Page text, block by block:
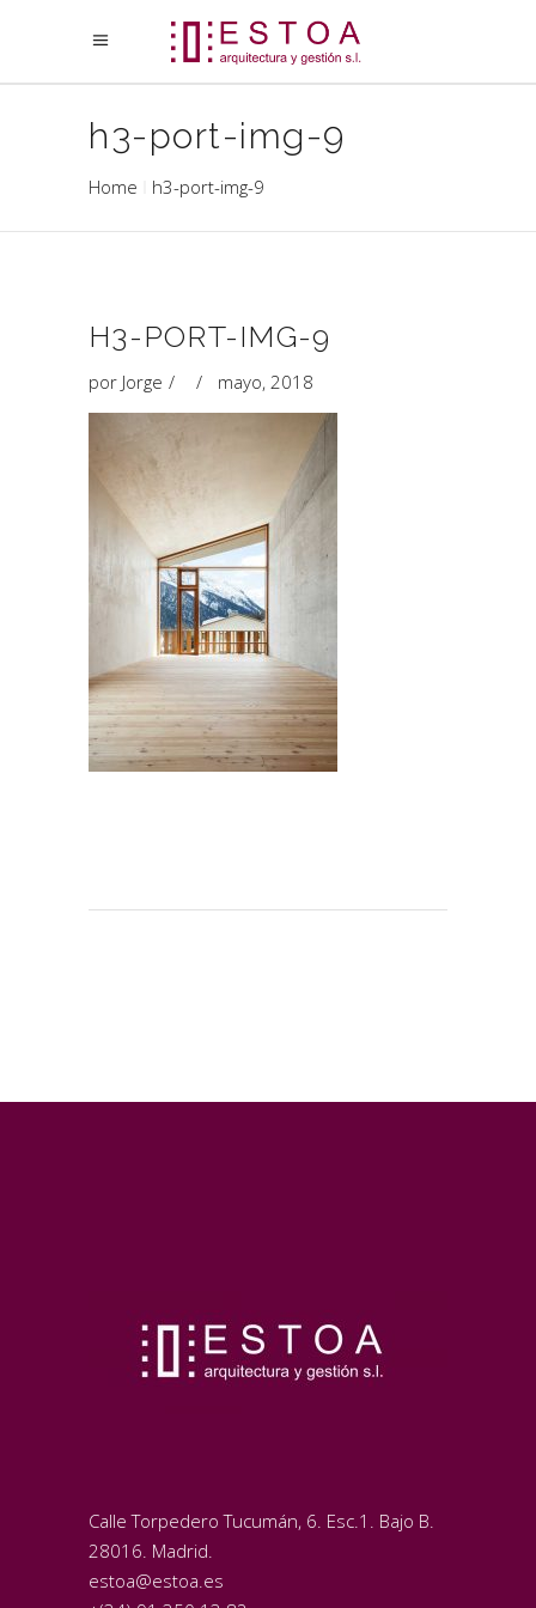
h3-port-img-9
Home h3-port-img-9
H3-PORT-IMG-9
por Jorge mayo, 2018
Calle Torpedero Tucumán, 6. Esc.1. Bajo B.
28016. Madrid.
estoa@estoa.es